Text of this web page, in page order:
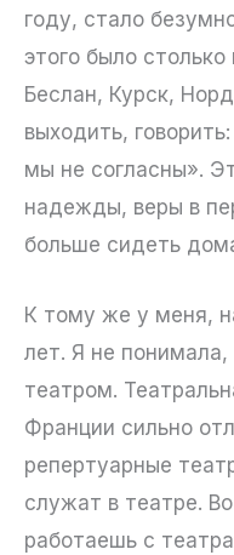
году, стало
этого было
Беслан, Курск,
выходить,
мы не согласны».
надежды, веры в
больше сидеть
К тому же у меня,
лет. Я не
театром.
Франции сильно
репертуарные
служат в театре.
работаешь с